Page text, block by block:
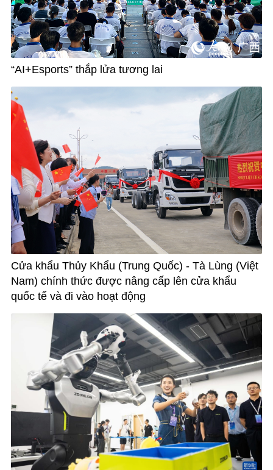
“AI+Esports” thắp lửa tương lai
Cửa khẩu Thủy Khẩu (Trung Quốc) - Tà Lùng (Việt
Nam) chính thức được nâng cấp lên cửa khẩu
quốc tế và đi vào hoạt động